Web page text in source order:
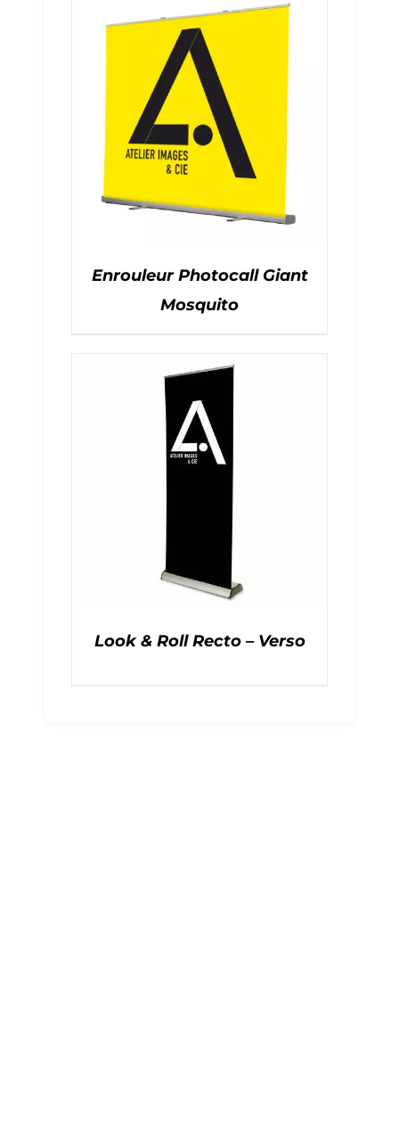
Enrouleur Photocall Giant
Mosquito
Look & Roll Recto – Verso